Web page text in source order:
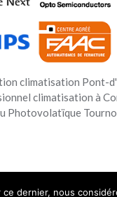
climatisation Pont-
climatisation à
Photovolatïque
dernier, nous